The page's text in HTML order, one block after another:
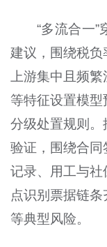
“多流合一
建议，围绕税负
上游集中且频
等特征设置模型
分级处置规则。
验证，围绕合
记录、用工与
点识别票据链
等典型风险。